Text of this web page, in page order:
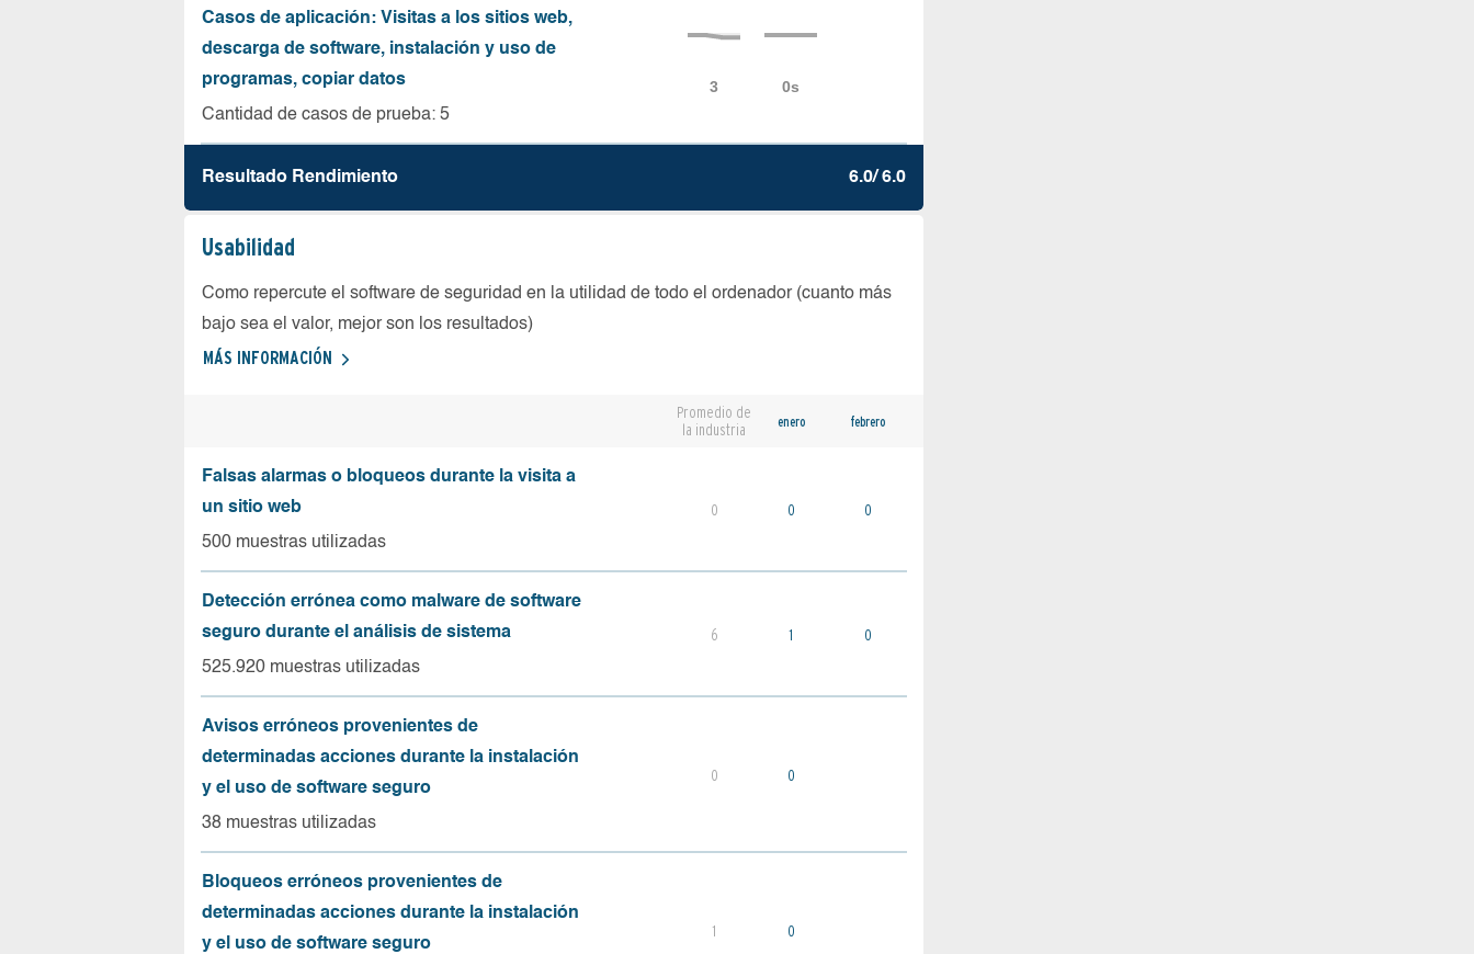
Casos de aplicación: Visitas a los sitios web,
descarga de software, instalación y uso de
programas, copiar datos
Cantidad de casos de prueba: 5
Resultado Rendimiento 6.0/ 6.0
Usabilidad
Como repercute el software de seguridad en la utilidad de todo el ordenador (cuanto más
bajo sea el valor, mejor son los resultados)
MÁS INFORMACIÓN
Promedio de
la industria
enero febrero
Falsas alarmas o bloqueos durante la visita a
un sitio web
500 muestras utilizadas
0 0 0
Detección errónea como malware de software
seguro durante el análisis de sistema
525.920 muestras utilizadas
6 1 0
Avisos erróneos provenientes de
determinadas acciones durante la instalación
y el uso de software seguro
38 muestras utilizadas
0 0
Bloqueos erróneos provenientes de
determinadas acciones durante la instalación
y el uso de software seguro
1 0